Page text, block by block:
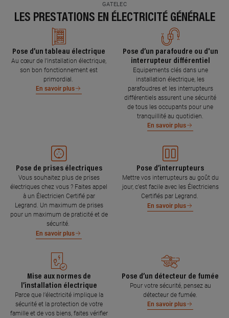
GATELEC
LES PRESTATIONS EN ÉLECTRICITÉ GÉNÉRALE
Pose d’un tableau électrique
Au cœur de l’installation électrique,
son bon fonctionnement est
primordial.
En savoir plus
Pose d’un parafoudre ou d'un
interrupteur différentiel
Equipements clés dans une
installation électrique, les
parafoudres et les interrupteurs
différentiels assurent une sécurité
de tous les occupants pour une
tranquillité au quotidien.
En savoir plus
Pose de prises électriques
Vous souhaitez plus de prises
électriques chez vous ? Faites appel
à un Électricien Certifié par
Legrand. Un maximum de prises
pour un maximum de praticité et de
sécurité.
En savoir plus
Pose d’interrupteurs
Mettre vos interrupteurs au goût du
jour, c’est facile avec les Électriciens
Certifiés par Legrand.
En savoir plus
Mise aux normes de
l’installation électrique
Parce que l’électricité implique la
sécurité et la protection de votre
famille et de vos biens, faites vérifier
Pose d’un détecteur de fumée
Pour votre sécurité, pensez au
détecteur de fumée.
En savoir plus